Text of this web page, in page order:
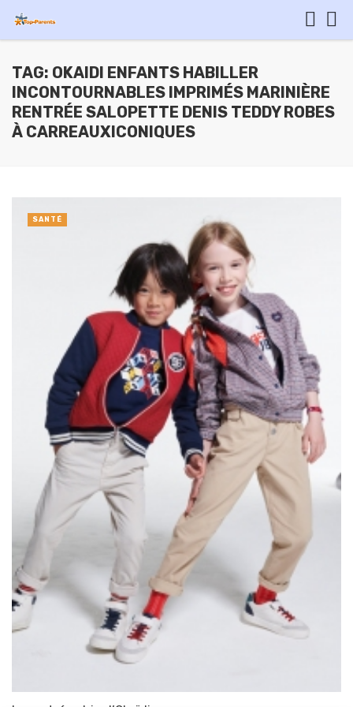
TAG: OKAIDI ENFANTS HABILLER
INCONTOURNABLES IMPRIMÉS MARINIÈRE
RENTRÉE SALOPETTE DENIS TEDDY ROBES
À CARREAUXICONIQUES
SANTÉ